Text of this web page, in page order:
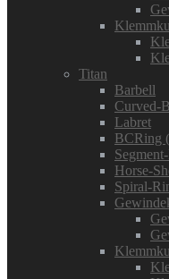
Titan
Barbell
Curved-
Labret
BCRing
Horse-
Spiral-